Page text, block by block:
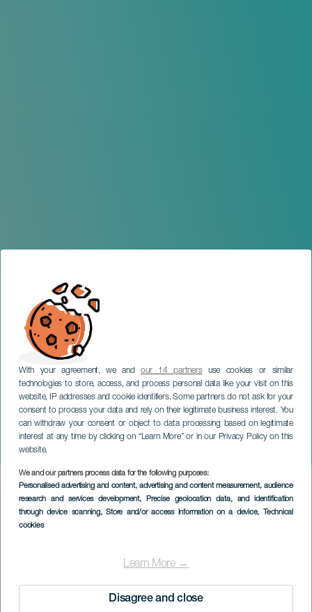
With your agreement, we andour 14 partnersuse cookies or similar
technologies to store, access, and process personal data like your visit on this
website, IP addresses and cookie identifiers. Some partners do not ask for your
consent to process your data and rely on their legitimate business interest. You
can withdraw your consent or object to data processing based on legitimate
interest at any time by clicking on “Learn More” or in our Privacy Policy on this
website.
We and our partners process data for the following purposes:
Personalised advertising and content, advertising and content measurement, audience
research and services development, Precise geolocation data, and identification
through device scanning, Store and/or access information on a device, Technical
cookies
Learn More →
Disagree and close
Monster Labyrinth im
Konzert
TENERIFE
Imagen
Listado